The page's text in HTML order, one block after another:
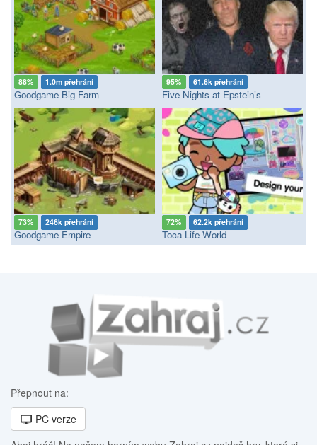
88% 1.0m přehrání
Goodgame Big Farm
95% 61.6k přehrání
Five Nights at Epstein’s
73% 246k přehrání
Goodgame Empire
72% 62.2k přehrání
Toca Life World
Přepnout na:
PC verze